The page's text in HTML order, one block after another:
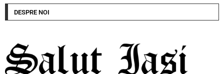
DESPRE NOI